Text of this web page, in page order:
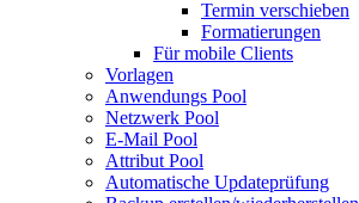
Termin verschieben
Formatierungen
Für mobile Clients
Vorlagen
Anwendungs Pool
Netzwerk Pool
E-Mail Pool
Attribut Pool
Automatische Updateprüfung